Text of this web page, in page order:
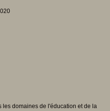
domaines de l'éducation et de la